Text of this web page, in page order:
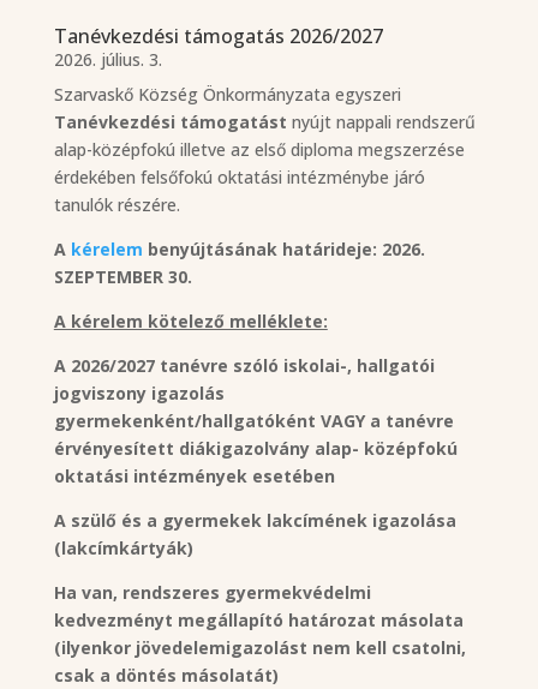
Tanévkezdési támogatás 2026/2027
2026. július. 3.
Szarvaskő Község Önkormányzata egyszeri
Tanévkezdési támogatást nyújt nappali rendszerű
alap-középfokú illetve az első diploma megszerzése
érdekében felsőfokú oktatási intézménybe járó
tanulók részére.
A kérelem benyújtásának határideje: 2026.
SZEPTEMBER 30.
A kérelem kötelező melléklete:
A 2026/2027 tanévre szóló iskolai-, hallgatói
jogviszony igazolás
gyermekenként/hallgatóként VAGY a tanévre
érvényesített diákigazolvány alap- középfokú
oktatási intézmények esetében
A szülő és a gyermekek lakcímének igazolása
(lakcímkártyák)
Ha van, rendszeres gyermekvédelmi
kedvezményt megállapító határozat másolata
(ilyenkor jövedelemigazolást nem kell csatolni,
csak a döntés másolatát)